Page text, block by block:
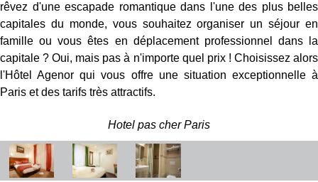
rêvez d'une escapade romantique dans l'une des plus belles
capitales du monde, vous souhaitez organiser un séjour en
famille ou vous êtes en déplacement professionnel dans la
capitale ? Oui, mais pas à n'importe quel prix ! Choisissez alors
l'Hôtel Agenor qui vous offre une situation exceptionnelle à
Paris et des tarifs très attractifs.
Hotel pas cher Paris